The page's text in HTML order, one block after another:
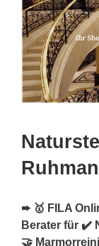
➨ 🥇 FILA
Berater für ✔️
🤝